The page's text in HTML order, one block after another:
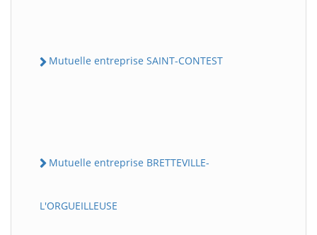
Mutuelle entreprise SAINT-CONTEST
Mutuelle entreprise BRETTEVILLE-
L'ORGUEILLEUSE